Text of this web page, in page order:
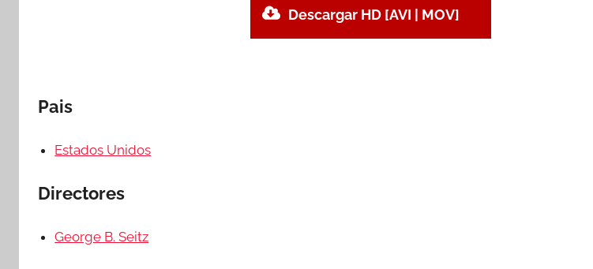
Descargar HD [AVI | MOV]
Pais
Estados Unidos
Directores
George B. Seitz